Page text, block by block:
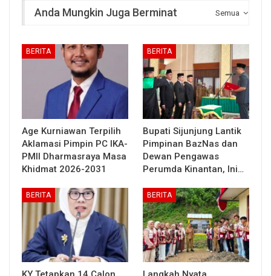
Semua
Anda Mungkin Juga Berminat
BERITA
Age Kurniawan Terpilih
Aklamasi Pimpin PC IKA-
PMII Dharmasraya Masa
Khidmat 2026-2031
BERITA
Bupati Sijunjung Lantik
Pimpinan BazNas dan
Dewan Pengawas
Perumda Kinantan, Ini…
BERITA BERITA